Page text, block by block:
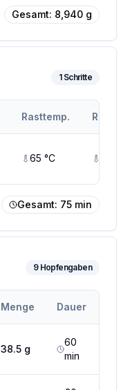
Gesamt: 8,940 g
1Schritte
Rasttemp.
65 °C
Gesamt: 75 min
9Hopfengaben
Menge Dauer
38.5 g
60
min